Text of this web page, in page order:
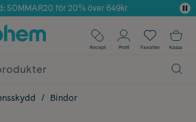
Butik 2025 inom Skönhet
SOMMAR20 för 20% över 649kr
✓ Fri frakt
✓ Poäng på alla köp*
Recept Profil Favoriter Kassa
Bindor